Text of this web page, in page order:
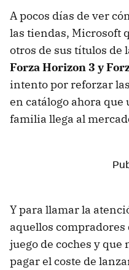
A pocos días de ver
las tiendas, Microsoft
otros de sus títulos de
Forza Horizon 3 y
intento por reforzar
en catálogo ahora
familia llega al
Y para llamar la
aquellos
juego de coches y
pagar el coste de